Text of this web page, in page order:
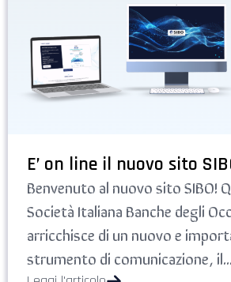
E’ on line il nuovo sito
Benvenuto al nuovo sito SIBO!
Società Italiana Banche degli
arricchisce di un nuovo e
strumento di comunicazione, il...